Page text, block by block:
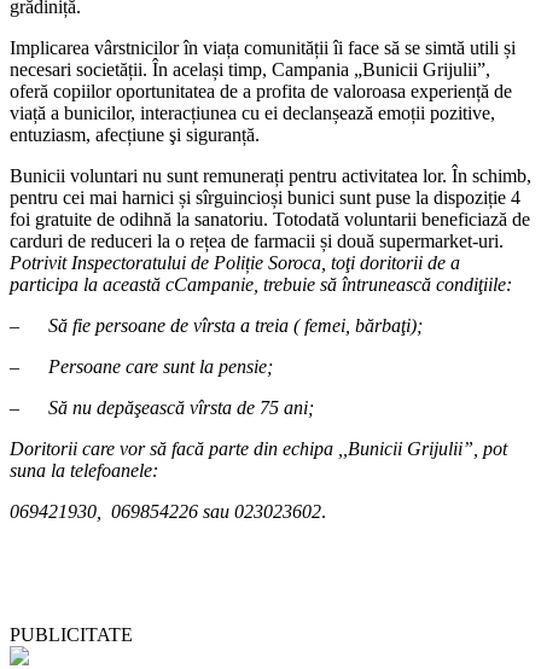
grădiniță.
Implicarea vârstnicilor în viața comunității îi face să se simtă utili și
necesari societății. În același timp, Campania „Bunicii Grijulii”,
oferă copiilor oportunitatea de a profita de valoroasa experiență de
viață a bunicilor, interacțiunea cu ei declanșează emoții pozitive,
entuziasm, afecțiune şi siguranță.
Bunicii voluntari nu sunt remunerați pentru activitatea lor. În schimb,
pentru cei mai harnici și sîrguincioși bunici sunt puse la dispoziție 4
foi gratuite de odihnă la sanatoriu. Totodată voluntarii beneficiază de
carduri de reduceri la o rețea de farmacii și două supermarket-uri.
Potrivit Inspectoratului de Poliție Soroca, toţi doritorii de a
participa la această cCampanie, trebuie să întrunească condiţiile:
– Să fie persoane de vîrsta a treia ( femei, bărbaţi);
– Persoane care sunt la pensie;
– Să nu depăşească vîrsta de 75 ani;
Doritorii care vor să facă parte din echipa ,,Bunicii Grijulii”, pot
suna la telefoanele:
069421930, 069854226 sau 023023602.
PUBLICITATE